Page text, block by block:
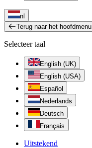
nl
Terug naar het hoofdmenu
Selecteer taal
English (UK)
English (USA)
Español
Nederlands
Deutsch
Français
Uitstekend